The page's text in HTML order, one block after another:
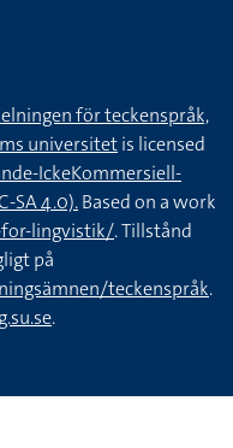
för teckenspråk,
universitetis licensed
IckeKommersiell-
SA 4.0).Based on a work
lingvistik/. Tillstånd
på
teckenspråk.
.